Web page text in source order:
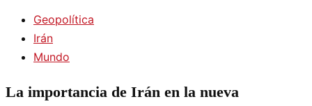
Geopolítica
Irán
Mundo
La importancia de Irán en la nueva